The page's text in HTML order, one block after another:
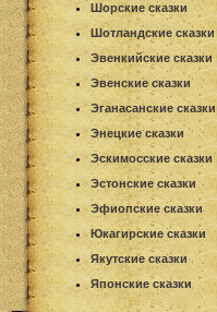
Шорские сказки
Шотландские сказки
Эвенкийские сказки
Эвенские сказки
Эганасанские сказки
Энецкие сказки
Эскимосские сказки
Эстонские сказки
Эфиопские сказки
Юкагирские сказки
Якутские сказки
Японские сказки